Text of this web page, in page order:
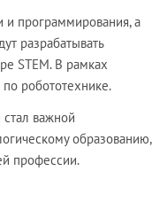
и программирования, а
разрабатывать
STEM. В рамках
робототехнике.
важной
образованию,
профессии.